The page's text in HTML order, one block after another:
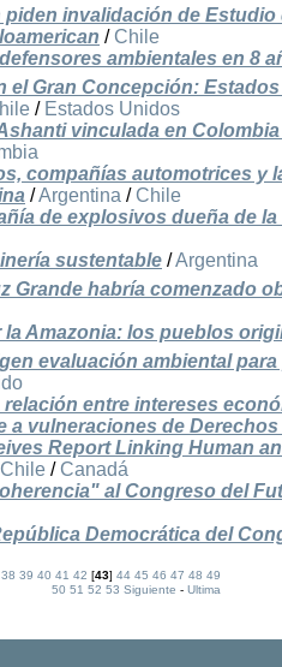
invalidación de
/ Chile
ambientales en 8
el Gran Concepción:
/ Estados Unidos
vinculada en
compañías automotrices y
/Argentina / Chile
de explosivos dueña de
sustentable /Argentina
Grande habría comenzado
Amazonia: los pueblos
evaluación ambiental
entre intereses
a vulneraciones de
Report Linking Human
Chile / Canadá
al Congreso del
Democrática del
38 39 40 41 42 [43]44 45 46 47 48 49
50 51 52 53 Siguiente -Ultima